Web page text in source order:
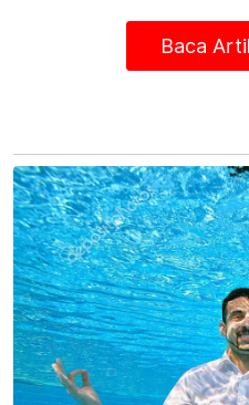
"Kita juga
penglibatan orang
Baca